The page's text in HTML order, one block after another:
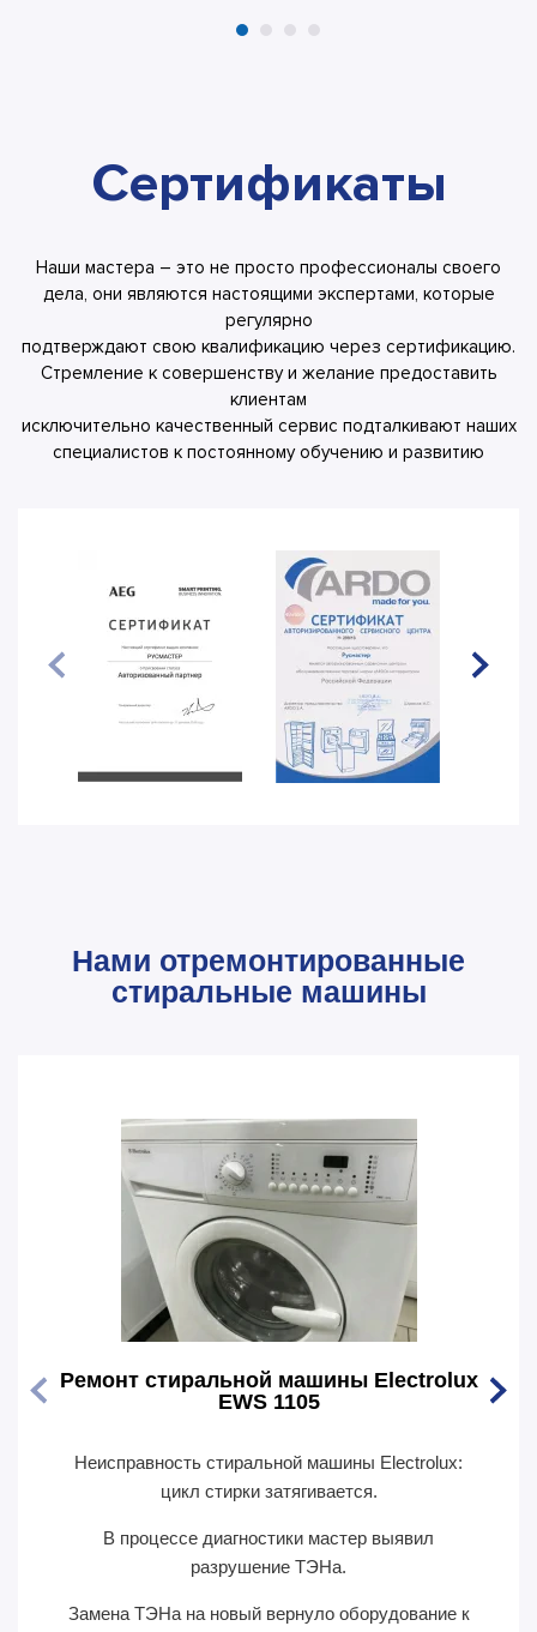
Сертификаты
Наши мастера – это не просто профессионалы своего
дела, они являются настоящими экспертами, которые
регулярно
подтверждают свою квалификацию через сертификацию.
Стремление к совершенству и желание предоставить
клиентам
исключительно качественный сервис подталкивают наших
специалистов к постоянному обучению и развитию
Нами отремонтированные
стиральные машины
Ремонт стиральной машины Electrolux
EWS 1105
Неисправность стиральной машины Electrolux:
цикл стирки затягивается.
В процессе диагностики мастер выявил
разрушение ТЭНа.
Замена ТЭНа на новый вернуло оборудование к